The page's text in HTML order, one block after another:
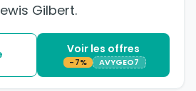
Gilbert.
Voir les offres
-7% AVYGEO7